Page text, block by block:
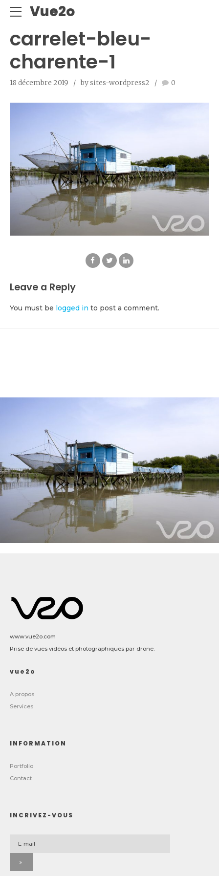
Vue2o
carrelet-bleu-
charente-1
18 décembre 2019 by sites-wordpress2 0
Leave a Reply
You must be logged in to post a comment.
www.vue2o.com
Prise de vues vidéos et photographiques par drone.
vue2o
A propos
Services
INFORMATION
Portfolio
Contact
INCRIVEZ-VOUS